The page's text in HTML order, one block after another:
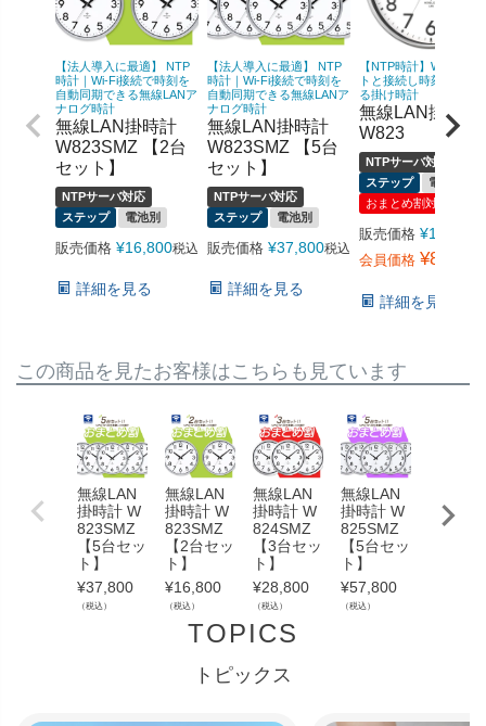
【法人導入に最適】 NTP
時計｜Wi-Fi接続で時刻を
自動同期できる無線LANア
ナログ時計
無線LAN掛時計
W823SMZ 【2台
セット】
NTPサーバ対応
ステップ
電池別
販売価格 ¥16,800税込
詳細を見る
【法人導入に最適】 NTP
時計｜Wi-Fi接続で時刻を
自動同期できる無線LANア
ナログ時計
無線LAN掛時計
W823SMZ 【5台
セット】
NTPサーバ対応
ステップ
電池別
販売価格 ¥37,800税込
詳細を見る
【NTP時計】Wi-Fiでネ
トと接続し時刻を同期
る掛け時計
無線LAN掛時計
W823
NTPサーバ対応
ステップ
電池別
おまとめ割対象
販売価格 ¥12,540
会員価格 ¥8,778
詳細を見る
この商品を見たお客様はこちらも見ています
無線LAN
掛時計 W
823SMZ
【5台セッ
ト】
¥37,800
（税込）
無線LAN
掛時計 W
823SMZ
【2台セッ
ト】
¥16,800
（税込）
無線LAN
掛時計 W
824SMZ
【3台セッ
ト】
¥28,800
（税込）
無線LAN
掛時計 W
825SMZ
【5台セッ
ト】
¥57,800
（税込）
掛時計
824SMZ
TOPICS
トピックス